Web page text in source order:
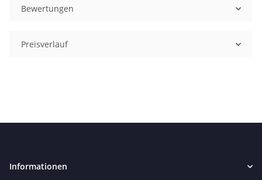
Bewertungen
Preisverlauf
Informationen